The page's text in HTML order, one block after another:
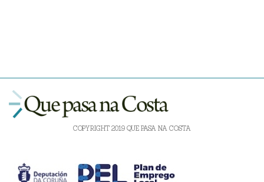
COPYRIGHT 2019 QUE PASA NA COSTA